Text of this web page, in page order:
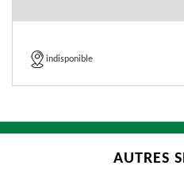
indisponible
AUTRES